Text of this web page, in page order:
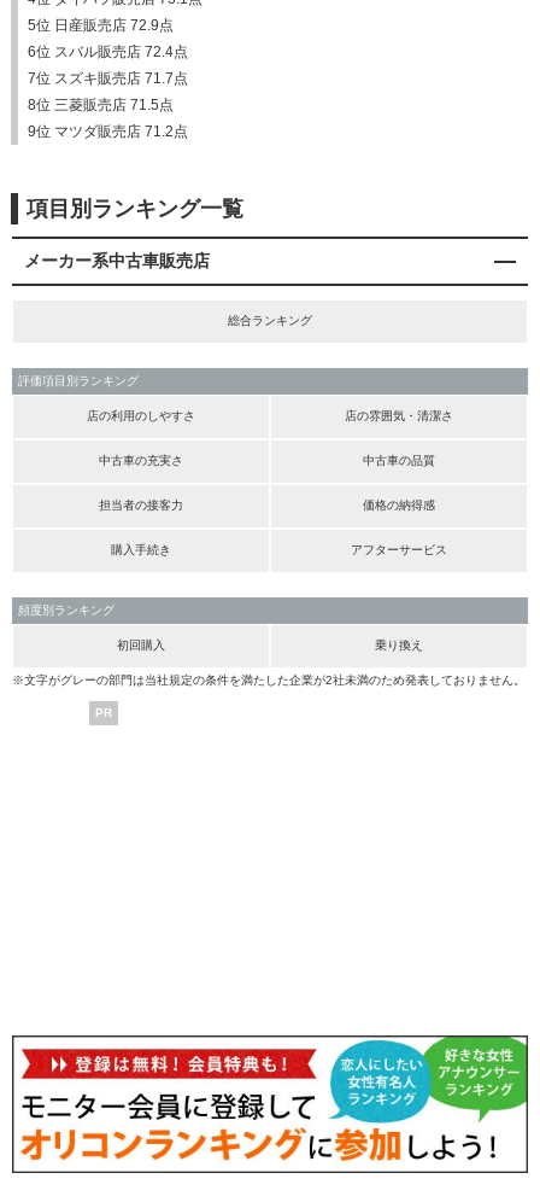
5位 日産販売店 72.9点
6位 スバル販売店 72.4点
7位 スズキ販売店 71.7点
8位 三菱販売店 71.5点
9位 マツダ販売店 71.2点
項目別ランキング一覧
メーカー系中古車販売店
総合ランキング
評価項目別ランキング
店の利用のしやすさ 店の雰囲気・清潔さ
中古車の充実さ 中古車の品質
担当者の接客力 価格の納得感
購入手続き アフターサービス
頻度別ランキング
初回購入 乗り換え
※文字がグレーの部門は当社規定の条件を満たした企業が2社未満のため発表しておりません。
PR